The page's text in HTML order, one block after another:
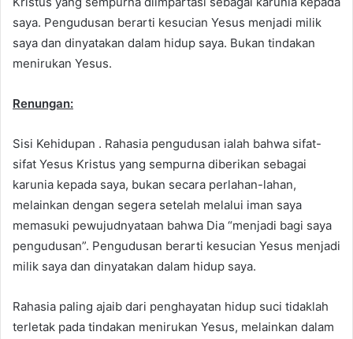
saya. Pengudusan berarti kesucian Yesus menjadi milik
saya dan dinyatakan dalam hidup saya. Bukan tindakan
menirukan Yesus.
Renungan:
Sisi Kehidupan . Rahasia pengudusan ialah bahwa sifat-
sifat Yesus Kristus yang sempurna diberikan sebagai
karunia kepada saya, bukan secara perlahan-lahan,
melainkan dengan segera setelah melalui iman saya
memasuki pewujudnyataan bahwa Dia “menjadi bagi saya
pengudusan”. Pengudusan berarti kesucian Yesus menjadi
milik saya dan dinyatakan dalam hidup saya.
Rahasia paling ajaib dari penghayatan hidup suci tidaklah
terletak pada tindakan menirukan Yesus, melainkan dalam